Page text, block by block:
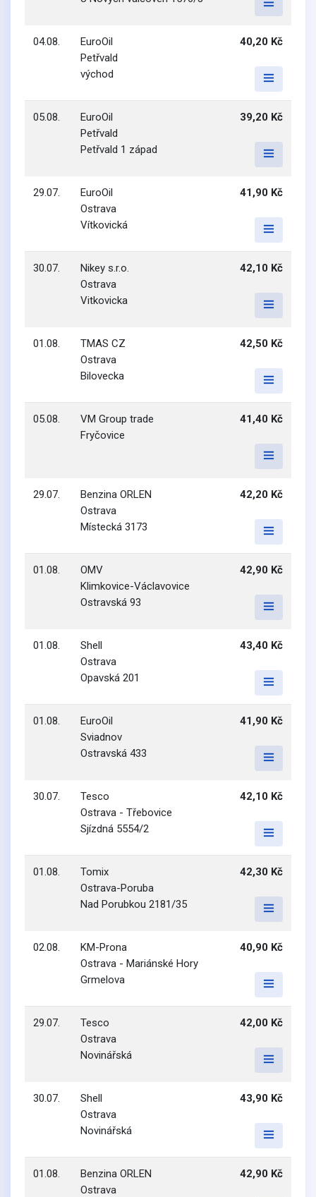
04.08.
EuroOil
Petřvald
východ
40,20 Kč
05.08.
EuroOil
Petřvald
Petřvald 1 západ
39,20 Kč
29.07.
EuroOil
Ostrava
Vítkovická
41,90 Kč
30.07.
Nikey s.r.o.
Ostrava
Vitkovicka
42,10 Kč
01.08.
TMAS CZ
Ostrava
Bilovecka
42,50 Kč
05.08.
VM Group trade
Fryčovice
41,40 Kč
29.07.
Benzina ORLEN
Ostrava
Místecká 3173
42,20 Kč
01.08.
OMV
Klimkovice-Václavovice
Ostravská 93
42,90 Kč
01.08.
Shell
Ostrava
Opavská 201
43,40 Kč
01.08.
EuroOil
Sviadnov
Ostravská 433
41,90 Kč
30.07.
Tesco
Ostrava - Třebovice
Sjízdná 5554/2
42,10 Kč
01.08.
Tomix
Ostrava-Poruba
Nad Porubkou 2181/35
42,30 Kč
02.08.
KM-Prona
Ostrava - Mariánské Hory
Grmelova
40,90 Kč
29.07.
Tesco
Ostrava
Novinářská
42,00 Kč
30.07.
Shell
Ostrava
Novinářská
43,90 Kč
01.08.
Benzina ORLEN
Ostrava
42,90 Kč